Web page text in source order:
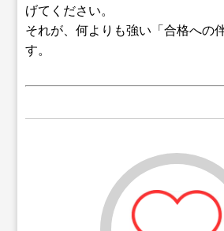
げてください。
それが、何よりも強い「合格への
す。